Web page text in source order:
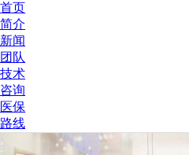
首页
简介
新闻
团队
技术
咨询
医保
路线